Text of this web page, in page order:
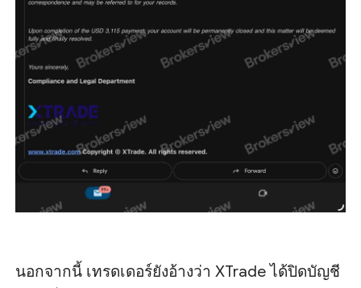
นอกจากนี้ เทรดเดอร์ยังอ้างว่า XTrade ได้ปิดบัญชี